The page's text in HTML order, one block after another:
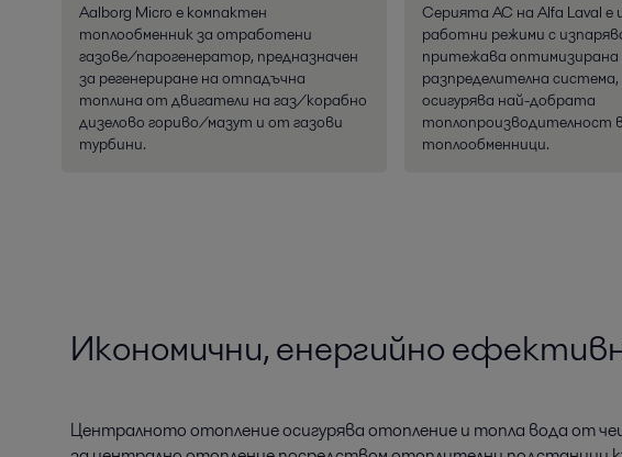
Aalborg Micro е компактен
топлообменник за отработени
газове/парогенератор, предназначен
за регенериране на отпадъчна
топлина от двигатели на газ/корабно
дизелово гориво/мазут и от газови
турбини.
Серията AC на Alfa Laval е
работни режими с
притежава оптимизирана
разпределителна
осигурява най-добрата
топлопроизводителност
топлообменници.
Икономични, енергийно
Централното отопление осигурява отопление и топла вода от